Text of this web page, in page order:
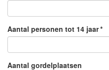
Aantal personen tot 14 jaar*
Aantal gordelplaatsen